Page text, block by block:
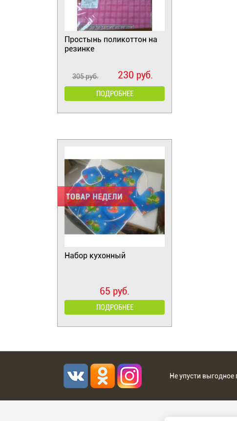
Простынь поликоттон на
резинке
305 руб. 230 руб.
ПОДРОБНЕЕ
Набор кухонный
65 руб.
ПОДРОБНЕЕ
Не упусти